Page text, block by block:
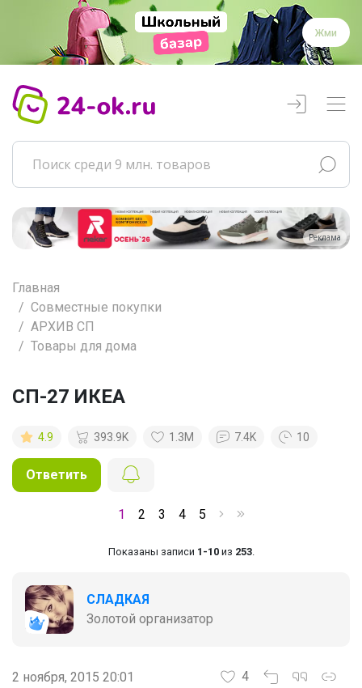
Жми
Реклама
Главная
Совместные покупки
АРХИВ СП
Товары для дома
СП-27 ИКЕА
4.9 393.9K 1.3M 7.4K 10
Ответить
1 2 3 4 5
Показаны записи 1-10из 253.
СЛАДКАЯ
Золотой организатор
2 ноября, 2015 20:01 4